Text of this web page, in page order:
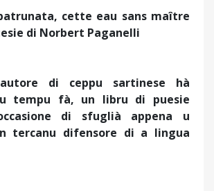
cette eau sans maître
di Norbert Paganelli
di ceppu sartinese hà
tempu fà, un libru di puesie
di sfuglià appena u
tercanu difensore di a lingua